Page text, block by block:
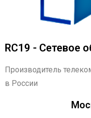
RC19 - Сетевое
Производитель
в России